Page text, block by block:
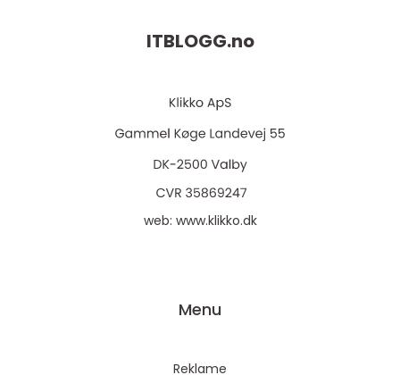
ITBLOGG.no
web: www.klikko.dk
Menu
Reklame